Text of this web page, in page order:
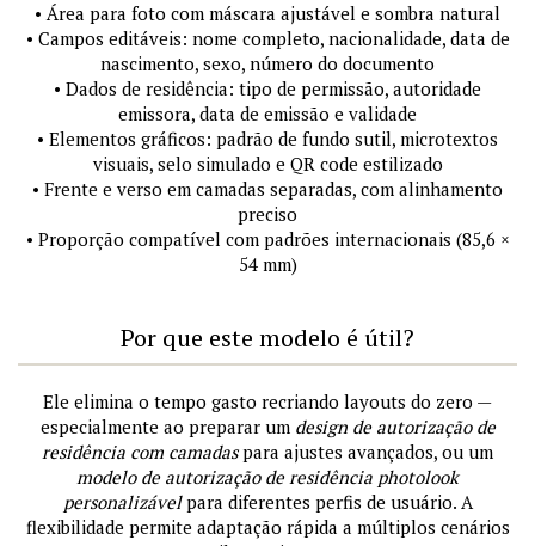
• Área para foto com máscara ajustável e sombra natural
• Campos editáveis: nome completo, nacionalidade, data de
nascimento, sexo, número do documento
• Dados de residência: tipo de permissão, autoridade
emissora, data de emissão e validade
• Elementos gráficos: padrão de fundo sutil, microtextos
visuais, selo simulado e QR code estilizado
• Frente e verso em camadas separadas, com alinhamento
preciso
• Proporção compatível com padrões internacionais (85,6 ×
54 mm)
Por que este modelo é útil?
Ele elimina o tempo gasto recriando layouts do zero —
especialmente ao preparar um design de autorização de
residência com camadaspara ajustes avançados, ou um
modelo de autorização de residência photolook
personalizávelpara diferentes perfis de usuário. A
flexibilidade permite adaptação rápida a múltiplos cenários